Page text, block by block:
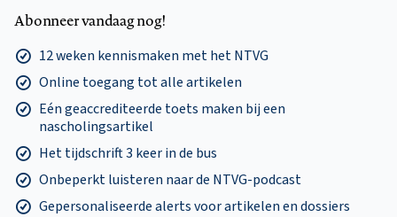
Abonneer vandaag nog!
12 weken kennismaken met het NTVG
Online toegang tot alle artikelen
Eén geaccrediteerde toets maken bij een
nascholingsartikel
Het tijdschrift 3 keer in de bus
Onbeperkt luisteren naar de NTVG-podcast
Gepersonaliseerde alerts voor artikelen en dossiers